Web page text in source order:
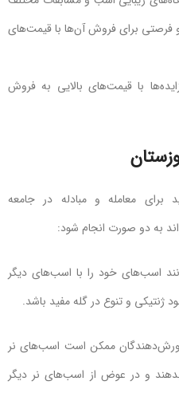
فرصتی برای فروش آن‌ها با قیمت‌های
با قیمت‌های بالایی به فروش
معامله و مبادله در جامعه
به دو صورت انجام شود:
اسب‌های خود را با اسب‌های دیگر
ژنتیکی و تنوع در گله مفید باشد.
ممکن است اسب‌های نر
و در عوض از اسب‌های نر دیگر